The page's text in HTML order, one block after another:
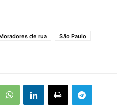
de rua
São Paulo